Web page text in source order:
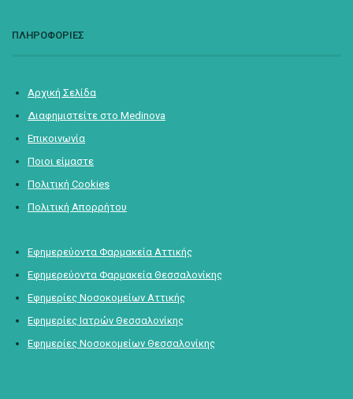
ΠΛΗΡΟΦΟΡΙΕΣ
Αρχική Σελίδα
Διαφημιστείτε στο Medinova
Επικοινωνία
Ποιοι είμαστε
Πολιτική Cookies
Πολιτική Απορρήτου
Εφημερεύοντα Φαρμακεία Αττικής
Εφημερεύοντα Φαρμακεία Θεσσαλονίκης
Εφημερίες Νοσοκομείων Αττικής
Εφημερίες Ιατρών Θεσσαλονίκης
Εφημερίες Νοσοκομείων Θεσσαλονίκης